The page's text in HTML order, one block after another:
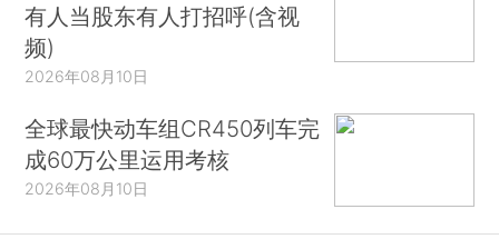
有人当股东有人打招呼(含视
频)
2026年08月10日
全球最快动车组CR450列车完
成60万公里运用考核
2026年08月10日